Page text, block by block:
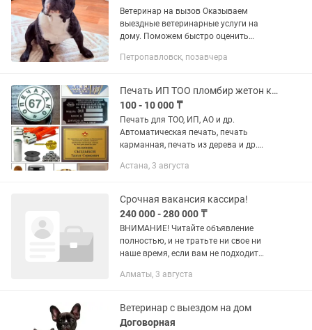
Ветеринар на вызов Оказываем
выездные ветеринарные услуги на
дому. Поможем быстро оценить
осмотр, установить предварительный
—...
Петропавловск, позавчера
Печать ИП ТОО пломбир жетон клише гравировка шильда табличка кубок медаль
100 - 10 000 ₸
Печать для ТОО, ИП, АО и др.
Автоматическая печать, печать
карманная, печать из дерева и др.
Пломбираторы под свинцовые
военные, для...
Астана, 3 августа
Срочная вакансия кассира!
240 000 - 280 000 ₸
ВНИМАНИЕ! Читайте объявление
полностью, и не тратьте ни свое ни
наше время, если вам не подходит
кассир в Ветеринарную клинику!
Алматы, 3 августа
Ветеринар с выездом на дом
Договорная